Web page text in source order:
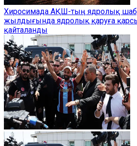
Хиросимада АҚШ-тың ядролық
жылдығында ядролық қаруға
қайталанды